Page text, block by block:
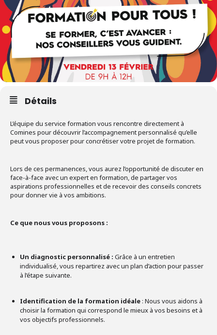
Détails
L’équipe du service formation vous rencontre directement à
Comines pour découvrir l’accompagnement personnalisé qu’elle
peut vous proposer pour concrétiser votre projet de formation.
Lors de ces permanences, vous aurez l’opportunité de discuter en
face-à-face avec un expert en formation, de partager vos
aspirations professionnelles et de recevoir des conseils concrets
pour donner vie à vos ambitions.
Ce que nous vous proposons :
Un diagnostic personnalisé : Grâce à un entretien
individualisé, vous repartirez avec un plan d’action pour passer
à l’étape suivante.
Identification de la formation idéale: Nous vous aidons à
choisir la formation qui correspond le mieux à vos besoins et à
vos objectifs professionnels.